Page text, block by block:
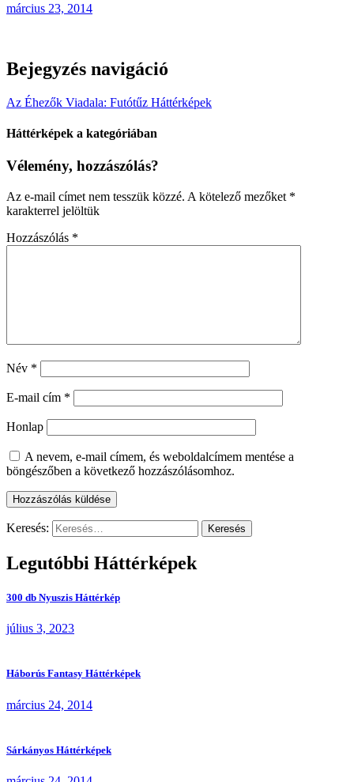
március 23, 2014
Bejegyzés navigáció
Az Éhezők Viadala: Futótűz Háttérképek
Háttérképek a kategóriában
Vélemény, hozzászólás?
Az e-mail címet nem tesszük közzé. A kötelező mezőket *
karakterrel jelöltük
Hozzászólás *
Név *
E-mail cím *
Honlap
A nevem, e-mail címem, és weboldalcímem mentése a
böngészőben a következő hozzászólásomhoz.
Keresés:
Legutóbbi Háttérképek
300 db Nyuszis Háttérkép
július 3, 2023
Háborús Fantasy Háttérképek
március 24, 2014
Sárkányos Háttérképek